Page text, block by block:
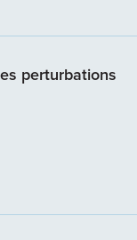
perturbations